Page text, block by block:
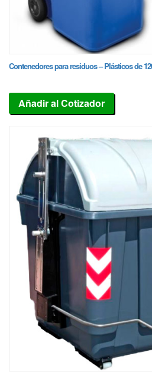
Contenedores para residuos – Plásticos de
Añadir al Cotizador